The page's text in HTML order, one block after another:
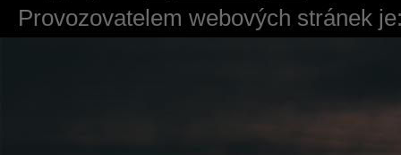
Provozovatelem webových stránek
Městský soud v Praze spisová